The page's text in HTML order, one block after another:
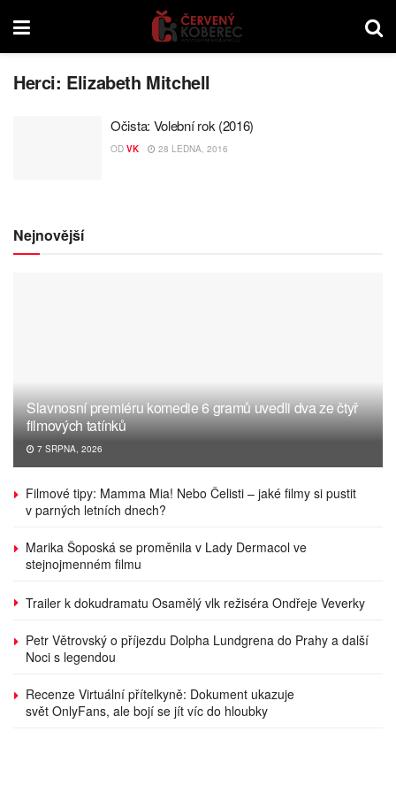
Herci: Elizabeth Mitchell
Očista: Volební rok (2016)
OD VK 28 LEDNA, 2016
Nejnovější
Slavnosní premiéru komedie 6 gramů uvedli dva ze čtyř
filmových tatínků
7 SRPNA, 2026
Filmové tipy: Mamma Mia! Nebo Čelisti – jaké filmy si pustit
v parných letních dnech?
Marika Šoposká se proměnila v Lady Dermacol ve
stejnojmenném filmu
Trailer k dokudramatu Osamělý vlk režiséra Ondřeje Veverky
Petr Větrovský o příjezdu Dolpha Lundgrena do Prahy a další
Noci s legendou
Recenze Virtuální přítelkyně: Dokument ukazuje
svět OnlyFans, ale bojí se jít víc do hloubky